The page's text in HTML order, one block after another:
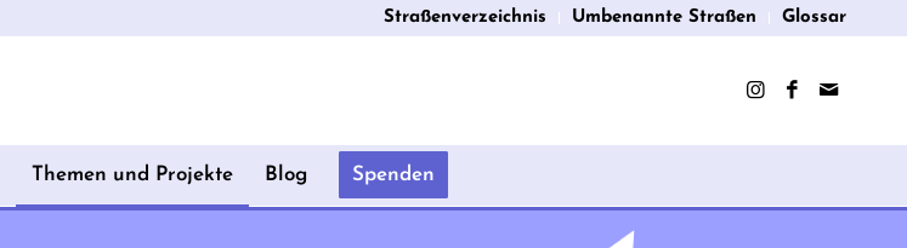
Straßenverzeichnis Umbenannte Straßen Glossar
Themen und Projekte Blog Spenden